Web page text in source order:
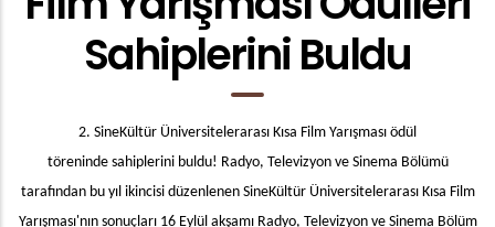
Sahiplerini Buldu
2. SineKültür Üniversitelerarası Kısa Film Yarışması ödül
töreninde sahiplerini buldu! Radyo, Televizyon ve Sinema Bölümü
tarafından bu yıl ikincisi düzenlenen SineKültür Üniversitelerarası Kısa Film
Yarışması'nın sonuçları 16 Eylül akşamı Radyo, Televizyon ve Sinema Bölüm